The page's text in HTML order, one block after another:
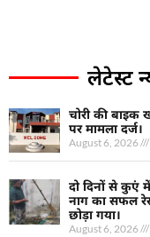
लेटेस्ट
चोरी की बाइक
पर मामला दर्ज।
August 6, 2026
दो दिनों से कुएं
नाग का सफल
छोड़ा गया।
August 6, 2026